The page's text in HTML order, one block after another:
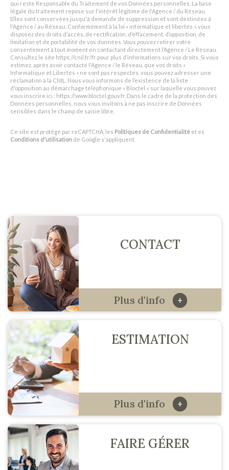
qui reste Responsable du Traitement de vos Données personnelles. La base
légale du traitement repose sur l'intérêt légitime de l'Agence / du Réseau.
Elles sont conservées jusqu'à demande de suppression et sont destinées à
l'Agence / au Réseau. Conformément à la loi « informatique et libertés », vous
disposez des droits d’accès, de rectification, d’effacement, d’opposition, de
limitation et de portabilité de vos données. Vous pouvez retirer votre
consentement à tout moment en contactant directement l’Agence / Le Réseau.
Consultez le site https://cnil.fr/fr pour plus d’informations sur vos droits. Si vous
estimez, après avoir contacté l'Agence / le Réseau, que vos droits «
Informatique et Libertés » ne sont pas respectés, vous pouvez adresser une
réclamation à la CNIL. Nous vous informons de l’existence de la liste
d'opposition au démarchage téléphonique « Bloctel », sur laquelle vous pouvez
vous inscrire ici : https://www.bloctel.gouv.fr . Dans le cadre de la protection des
Données personnelles, nous vous invitons à ne pas inscrire de Données
sensibles dans le champ de saisie libre.
Ce site est protégé par reCAPTCHA, les Politiques de Confidentialité et es
Conditions d'utilisation de Google s'appliquent.
CONTACT
Plus d'info +
ESTIMATION
Plus d'info +
FAIRE GÉRER